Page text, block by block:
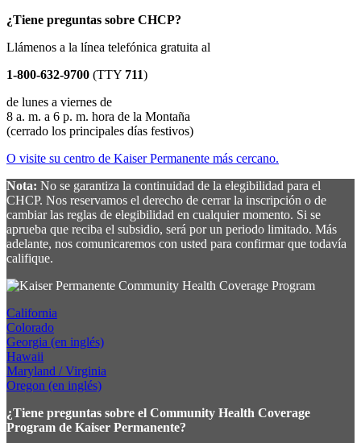
¿Tiene preguntas sobre CHCP?
Llámenos a la línea telefónica gratuita al
1-800-632-9700 (TTY 711)
de lunes a viernes de
8 a. m. a 6 p. m. hora de la Montaña
(cerrado los principales días festivos)
O visite su centro de Kaiser Permanente más cercano.
Nota: No se garantiza la continuidad de la elegibilidad para el
CHCP. Nos reservamos el derecho de cerrar la inscripción o de
cambiar las reglas de elegibilidad en cualquier momento. Si se
aprueba que reciba el subsidio, será por un periodo limitado. Más
adelante, nos comunicaremos con usted para confirmar que todavía
califique.
California
Colorado
Georgia (en inglés)
Hawaii
Maryland / Virginia
Oregon (en inglés)
¿Tiene preguntas sobre el Community Health Coverage
Program de Kaiser Permanente?